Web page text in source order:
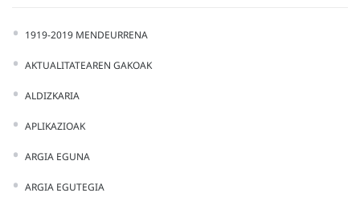
1919-2019 MENDEURRENA
AKTUALITATEAREN GAKOAK
ALDIZKARIA
APLIKAZIOAK
ARGIA EGUNA
ARGIA EGUTEGIA